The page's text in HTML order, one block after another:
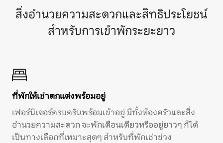
สิ่งอำนวยความสะดวกและสิทธิประโยชน์
สำหรับการเข้าพักระยะยาว
ที่พักให้เช่าตกแต่งพร้อมอยู่
เฟอร์นิเจอร์ครบครันพร้อมเข้าอยู่ มีทั้งห้องครัวและสิ่ง
อำนวยความสะดวก จะพักเดือนเดียวหรืออยู่ยาวๆ ก็ได้
เป็นทางเลือกที่เหมาะสุดๆ สำหรับที่พักเช่าช่วง